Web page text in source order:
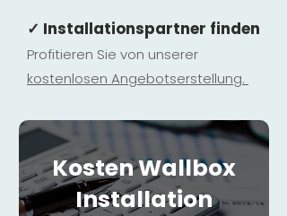
✓ Installationspartner finden
Profitieren Sie von unserer
kostenlosen Angebotserstellung.
Kosten Wallbox
Installation